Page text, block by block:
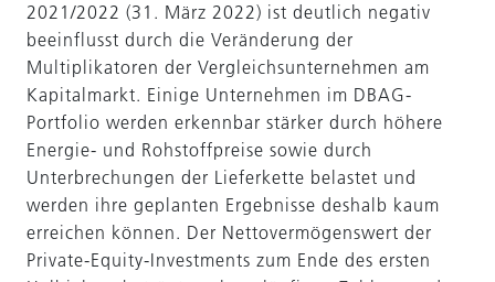
2021/2022 (31. März 2022) ist deutlich negativ
beeinflusst durch die Veränderung der
Multiplikatoren der Vergleichsunternehmen am
Kapitalmarkt. Einige Unternehmen im DBAG-
Portfolio werden erkennbar stärker durch höhere
Energie- und Rohstoffpreise sowie durch
Unterbrechungen der Lieferkette belastet und
werden ihre geplanten Ergebnisse deshalb kaum
erreichen können. Der Nettovermögenswert der
Private-Equity-Investments zum Ende des ersten